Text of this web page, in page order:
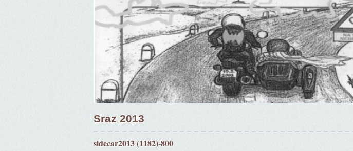
Sraz 2013
sidecar2013 (1182)-800